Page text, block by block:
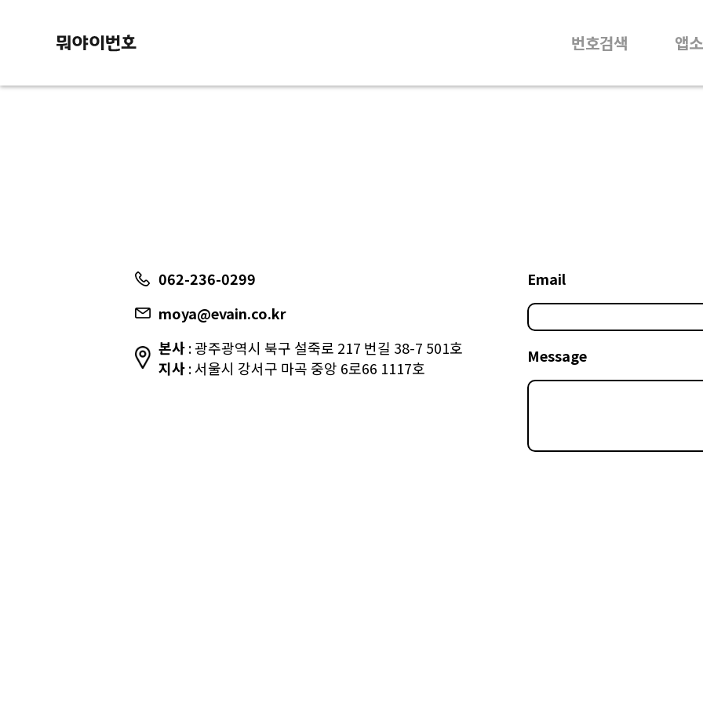
번호검색 앱
062-236-0299
moya@evain.co.kr
본사: 광주광역시 북구 설죽로 217 번길 38-7 501호
지사: 서울시 강서구 마곡 중앙 6로66 1117호
Email
Message